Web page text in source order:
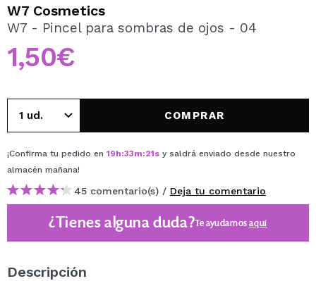
Al crear una cuenta en Maquillalia.com podrás realizar
tus compras rápidamente, revisar el estado de tus
pedidos y consultar tus operaciones anteriores.
CREAR CUENTA
W7 Cosmetics
W7 - Pincel para sombras de ojos - 04
1,50€
COMPRAR
¡Confirma tu pedido en 19h:33m:21s y saldrá enviado desde nuestro
almacén mañana!
45 comentario(s) / Deja tu comentario
¿Tienes alguna duda?Te ayudamosaquí
Descripción